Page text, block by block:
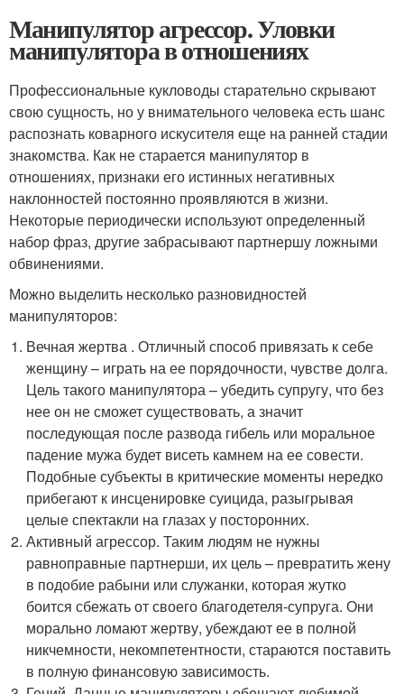
Манипулятор агрессор. Уловки
манипулятора в отношениях
Профессиональные кукловоды старательно скрывают
свою сущность, но у внимательного человека есть шанс
распознать коварного искусителя еще на ранней стадии
знакомства. Как не старается манипулятор в
отношениях, признаки его истинных негативных
наклонностей постоянно проявляются в жизни.
Некоторые периодически используют определенный
набор фраз, другие забрасывают партнершу ложными
обвинениями.
Можно выделить несколько разновидностей
манипуляторов:
Вечная жертва . Отличный способ привязать к себе
женщину – играть на ее порядочности, чувстве долга.
Цель такого манипулятора – убедить супругу, что без
нее он не сможет существовать, а значит
последующая после развода гибель или моральное
падение мужа будет висеть камнем на ее совести.
Подобные субъекты в критические моменты нередко
прибегают к инсценировке суицида, разыгрывая
целые спектакли на глазах у посторонних.
Активный агрессор. Таким людям не нужны
равноправные партнерши, их цель – превратить жену
в подобие рабыни или служанки, которая жутко
боится сбежать от своего благодетеля-супруга. Они
морально ломают жертву, убеждают ее в полной
никчемности, некомпетентности, стараются поставить
в полную финансовую зависимость.